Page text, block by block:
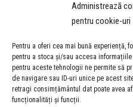
Administrează
pentru cookie-uri
Pentru a oferi cea mai bună experiență,
pentru a stoca și/sau accesa
pentru aceste tehnologii ne permite să
de navigare sau ID-uri unice pe acest
retragi consimțământul dat poate avea
funcționalități și funcții.
F
a
c
e
b
o
ACCES NEVĂZĂTORI
Descărcați programul
persoanelor cu dizabilități